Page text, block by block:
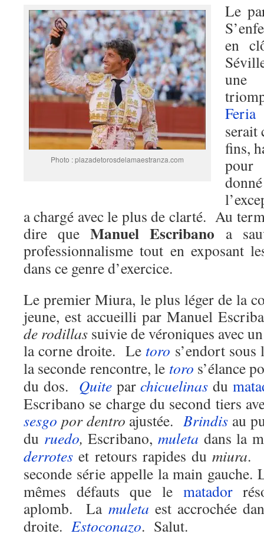
Photo : plazadetorosdelamaestranza.com
Le
en
une
Feria
serait
fins,
pour
a chargé avec le plus de clarté. Au
dire queManuel Escribano a
professionnalisme tout en exposant
dans ce genre d’exercice.
Le premier Miura, le plus léger de la
jeune, est accueilli par Manuel
de rodillas suivie de véroniques avec
la corne droite. Le toro s’endort
la seconde rencontre, le toro s’élance
du dos. Quite parchicuelinas du
Escribano se charge du second tiers
sesgo por dentro ajustée.Brindis au
du ruedo, Escribano,muleta dans la
derrotes et retours rapides dumiura.
seconde série appelle la main gauche.
mêmes défauts que le matador
aplomb. La muleta est accrochée
droite. Estoconazo. Salut.